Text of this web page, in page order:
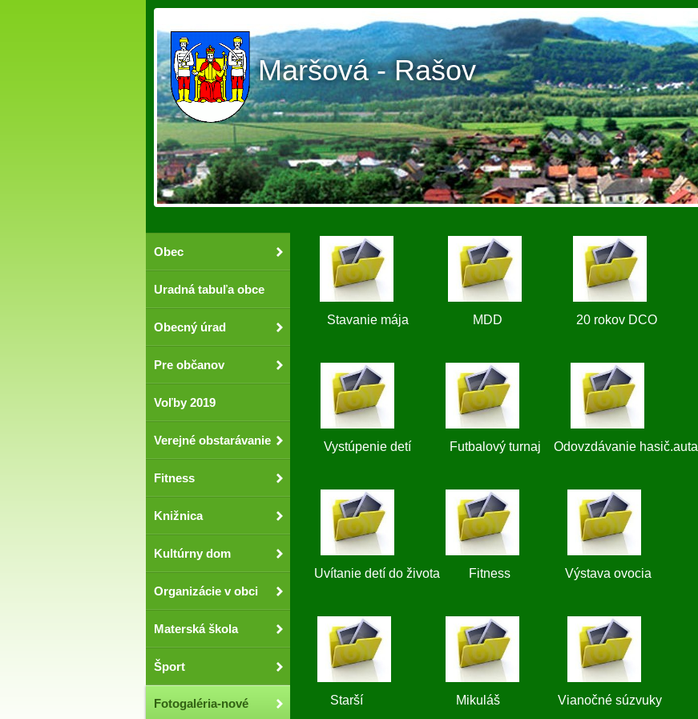
Maršová - Rašov
Obec
Uradná tabuľa obce
Obecný úrad
Pre občanov
Voľby 2019
Verejné obstarávanie
Fitness
Knižnica
Kultúrny dom
Organizácie v obci
Materská škola
Šport
Fotogaléria-nové
Stavanie mája MDD 20 rokov DCO
Vystúpenie detí Futbalový turnaj Odovzdávanie hasič.auta
Uvítanie detí do života Fitness Výstava ovocia
Starší Mikuláš Vianočné súzvuky